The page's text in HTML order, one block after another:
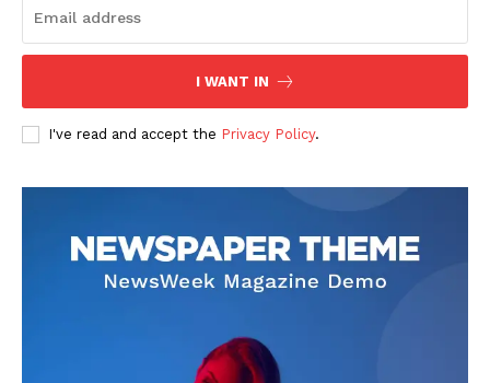
I WANT IN
I've read and accept the Privacy Policy.